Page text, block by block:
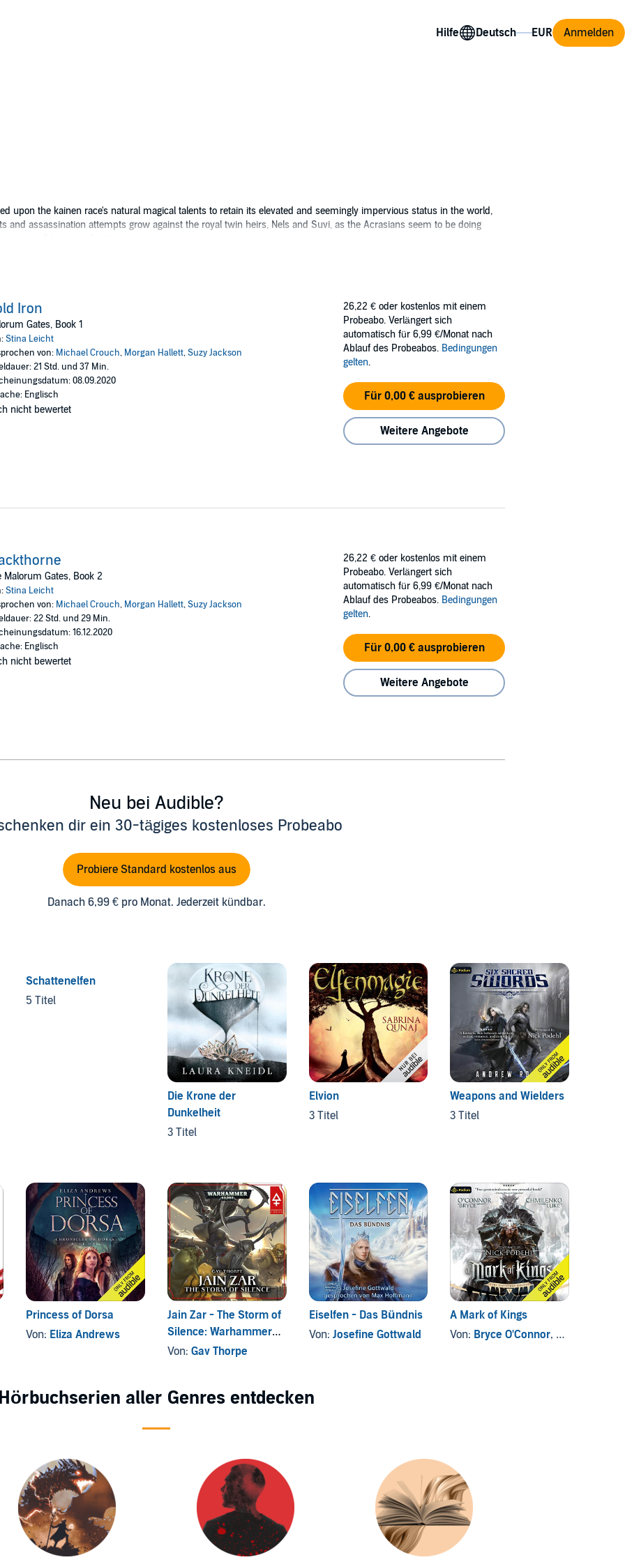
Hilfe Anmelden
upon the kainen race's natural magical talents to retain its elevated and seemingly impervious status in the world,
and assassination attempts grow against the royal twin heirs, Nels and Suvi, as the Acrasians seem to be doing
as an evil, tyrannical nation.
Eledorian navy and the new heir to the crumbling throne. Slow to change, the Eledorians soon face the
possible end of a kingdom. The assumptions of generations will be turned on their head as kainen and human clash,
comes as unwelcome as cold iron.
Iron
Gates, Book 1
Stina Leicht
von: Michael Crouch, Morgan Hallett,Suzy Jackson
21 Std. und 37 Min.
08.09.2020
Englisch
nicht bewertet
26,22 € oder kostenlos mit einem
Probeabo. Verlängert sich
automatisch für 6,99 €/Monat nach
Ablauf des Probeabos. Bedingungen
gelten.
Für 0,00 € ausprobieren
Weitere Angebote
Malorum Gates, Book 2
Stina Leicht
von: Michael Crouch, Morgan Hallett,Suzy Jackson
22 Std. und 29 Min.
16.12.2020
Englisch
nicht bewertet
26,22 € oder kostenlos mit einem
Probeabo. Verlängert sich
automatisch für 6,99 €/Monat nach
Ablauf des Probeabos. Bedingungen
gelten.
Für 0,00 € ausprobieren
Weitere Angebote
Neu bei Audible?
dir ein 30-tägiges kostenloses Probeabo
Probiere Standard kostenlos aus
Danach 6,99 € pro Monat. Jederzeit kündbar.
Schattenelfen
5 Titel
Die Krone der
Dunkelheit
3 Titel
Elvion
3 Titel
Weapons and Wielders
3 Titel
Princess of Dorsa
Von: Eliza Andrews
Jain Zar - The Storm of
Silence: Warhammer
40,000
Von: Gav Thorpe
Eiselfen - Das Bündnis
Von: Josefine Gottwald
A Mark of Kings
Von: Bryce O'Connor, und andere
aller Genres entdecken